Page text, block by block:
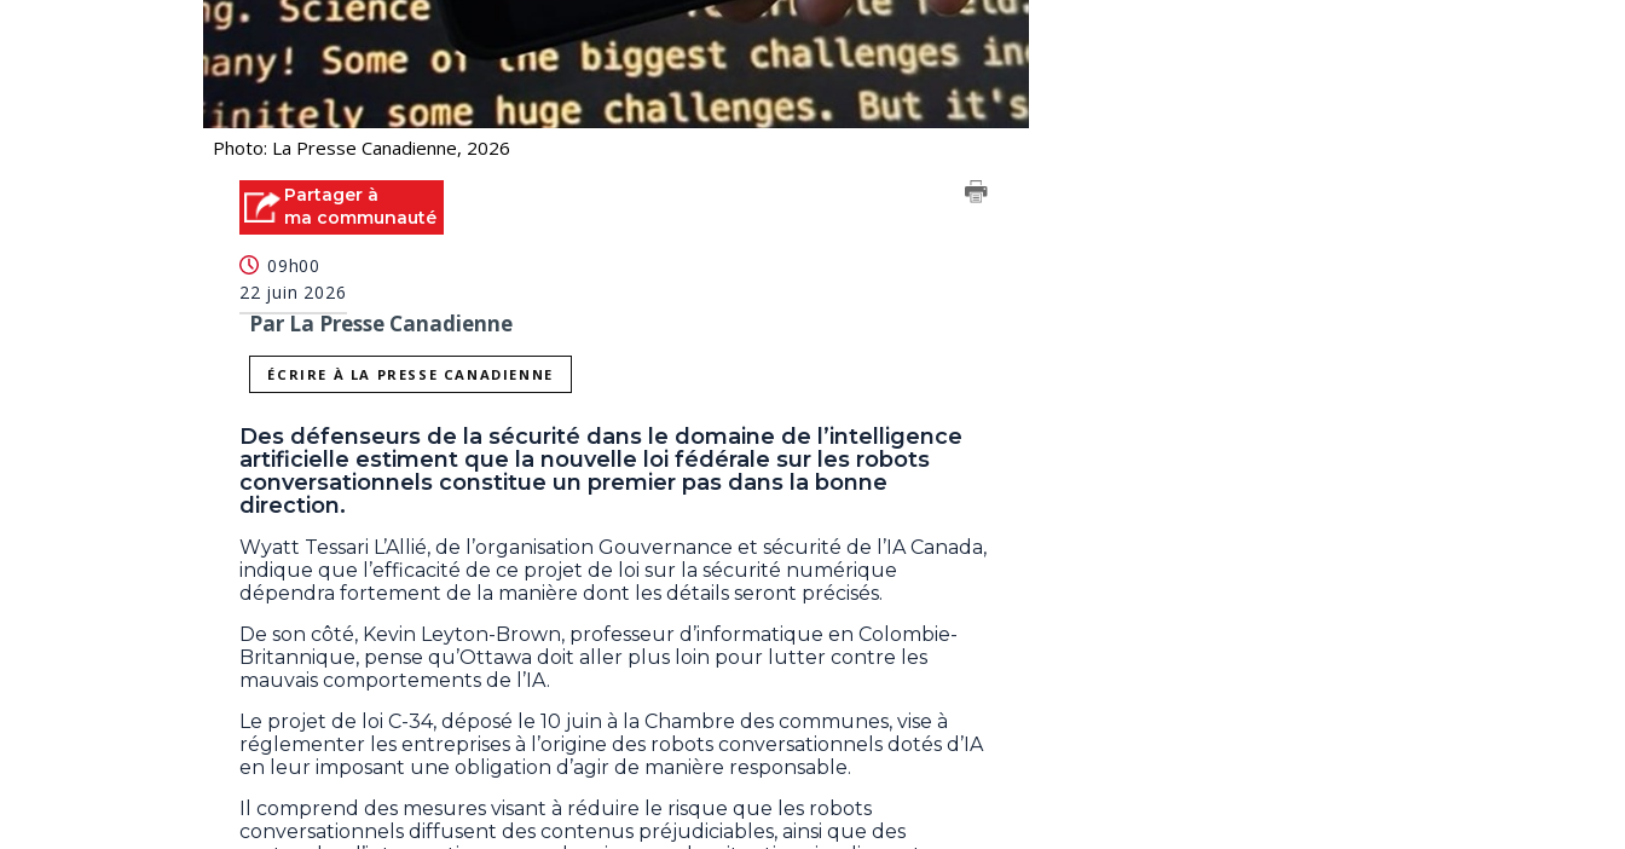
Photo: La Presse Canadienne, 2026
Partager à
ma communauté
09h00
22 juin 2026
Par La Presse Canadienne
ÉCRIRE À LA PRESSE CANADIENNE
Des défenseurs de la sécurité dans le domaine de l’intelligence
artificielle estiment que la nouvelle loi fédérale sur les robots
conversationnels constitue un premier pas dans la bonne
direction.
Wyatt Tessari L’Allié, de l’organisation Gouvernance et sécurité de l’IA Canada,
indique que l’efficacité de ce projet de loi sur la sécurité numérique
dépendra fortement de la manière dont les détails seront précisés.
De son côté, Kevin Leyton-Brown, professeur d’informatique en Colombie-
Britannique, pense qu’Ottawa doit aller plus loin pour lutter contre les
mauvais comportements de l’IA.
Le projet de loi C-34, déposé le 10 juin à la Chambre des communes, vise à
réglementer les entreprises à l’origine des robots conversationnels dotés d’IA
en leur imposant une obligation d’agir de manière responsable.
Il comprend des mesures visant à réduire le risque que les robots
conversationnels diffusent des contenus préjudiciables, ainsi que des